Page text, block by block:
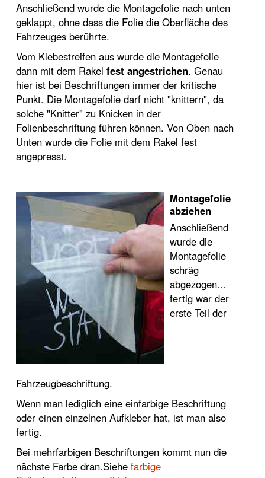
Anschließend wurde die Montagefolie nach unten
geklappt, ohne dass die Folie die Oberfläche des
Fahrzeuges berührte.
Vom Klebestreifen aus wurde die Montagefolie
dann mit dem Rakel fest angestrichen. Genau
hier ist bei Beschriftungen immer der kritische
Punkt. Die Montagefolie darf nicht "knittern", da
solche "Knitter" zu Knicken in der
Folienbeschriftung führen können. Von Oben nach
Unten wurde die Folie mit dem Rakel fest
angepresst.
Montagefolie
abziehen
Anschließend
wurde die
Montagefolie
schräg
abgezogen...
fertig war der
erste Teil der
Fahrzeugbeschriftung.
Wenn man lediglich eine einfarbige Beschriftung
oder einen einzelnen Aufkleber hat, ist man also
fertig.
Bei mehrfarbigen Beschriftungen kommt nun die
nächste Farbe dran.Siehe farbige